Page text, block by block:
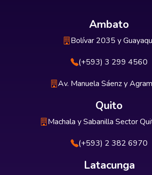
Ambato
Bolívar 2035 y
(+593) 3 299 4560
Av. Manuela Sáenz y
Quito
Machala y Sabanilla Sector
(+593) 2 382 6970
Latacunga